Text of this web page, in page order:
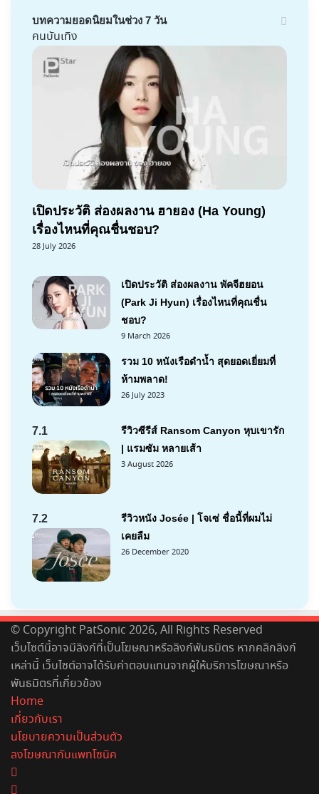
บทความยอดนิยมในช่วง 7 วัน
คนบันเทิง
เปิดประวัติ ส่องผลงาน ฮายอง (Ha Young)
เรื่องไหนที่คุณชื่นชอบ?
28 July 2026
เปิดประวัติ ส่องผลงาน พัคจีฮยอน
(Park Ji Hyun) เรื่องไหนที่คุณชื่น
ชอบ?
9 March 2026
รวม 10 หนังเรือดำน้ำ สุดยอดเยี่ยมที่
ห้ามพลาด!
26 July 2023
7.1
รีวิวซีรีส์ Ransom Canyon หุบเขารัก
| แรมซัม หลายเส้า
3 August 2026
7.2
รีวิวหนัง Josée | โจเซ่ ชื่อนี้ที่ผมไม่
เคยลืม
26 December 2020
© Copyright PatSonic 2026, All Rights Reserved
เว็บไซต์นี้อาจมีลิงก์ที่เป็นโฆษณาหรือลิงก์พันธมิตร หากคลิกลิงก์
เหล่านี้ เว็บไซต์อาจได้รับค่าตอบแทนจากผู้ให้บริการโฆษณาหรือ
พันธมิตรที่เกี่ยวข้อง
Home
เกี่ยวกับเรา
นโยบายความเป็นส่วนตัว
ลงโฆษณากับแพทโซนิค